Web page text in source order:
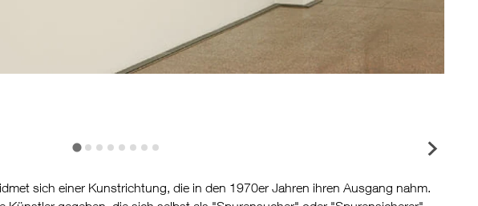
sich einer Kunstrichtung, die in den 1970er Jahren ihren Ausgang nahm.